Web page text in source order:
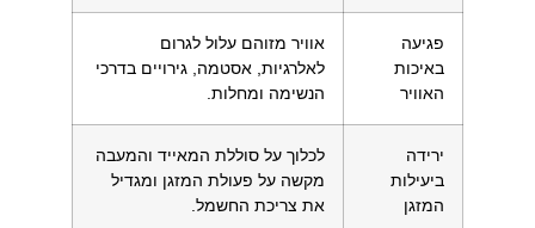
פגיעה
באיכות
האוויר
אוויר מזוהם עלול לגרום
לאלרגיות, אסטמה, גירויים בדרכי
הנשימה ומחלות.
ירידה
ביעילות
המזגן
לכלוך על סוללת המאייד והמעבה
מקשה על פעולת המזגן ומגדיל
את צריכת החשמל.